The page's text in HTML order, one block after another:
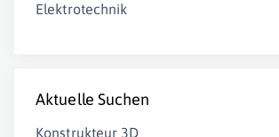
Elektrotechnik
Aktuelle Suchen
Konstrukteur 3D